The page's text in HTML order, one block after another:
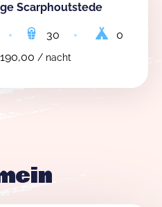
Scarphoutstede
30
0
/ nacht